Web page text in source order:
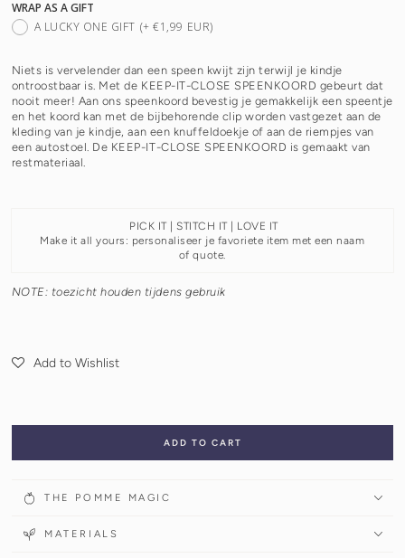
WRAP AS A GIFT
A LUCKY ONE GIFT (+ €1,99 EUR)
Niets is vervelender dan een speen kwijt zijn terwijl je kindje
ontroostbaar is. Met de KEEP-IT-CLOSE SPEENKOORD gebeurt dat
nooit meer! Aan ons speenkoord bevestig je gemakkelijk een speentje
en het koord kan met de bijbehorende clip worden vastgezet aan de
kleding van je kindje, aan een knuffeldoekje of aan de riempjes van
een autostoel. De KEEP-IT-CLOSE SPEENKOORD is gemaakt van
restmateriaal.
PICK IT | STITCH IT | LOVE IT
Make it all yours: personaliseer je favoriete item met een naam
of quote.
NOTE: toezicht houden tijdens gebruik
Add to Wishlist
ADD TO CART
THE POMME MAGIC
MATERIALS